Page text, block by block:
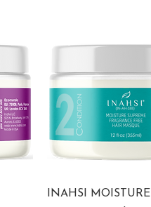
INAHSI MOISTURE